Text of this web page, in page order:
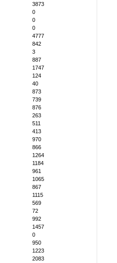
3873
0
0
0
4777
842
3
887
1747
124
40
873
739
876
263
511
413
970
866
1264
1184
961
1065
867
1115
569
72
992
1457
0
950
1223
2083